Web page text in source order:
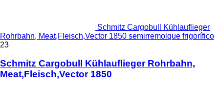
Schmitz Cargobull Kühlauflieger
Rohrbahn, Meat,Fleisch,Vector 1850 semirremolque frigorífico
23
Schmitz Cargobull Kühlauflieger Rohrbahn,
Meat,Fleisch,Vector 1850